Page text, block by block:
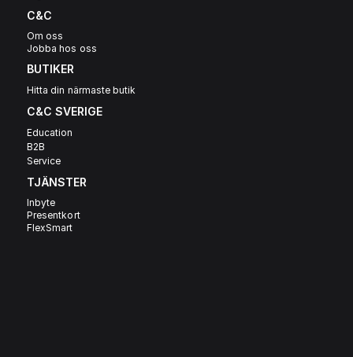
C&C
Om oss
Jobba hos oss
BUTIKER
Hitta din närmaste butik
C&C SVERIGE
Education
B2B
Service
TJÄNSTER
Inbyte
Presentkort
FlexSmart